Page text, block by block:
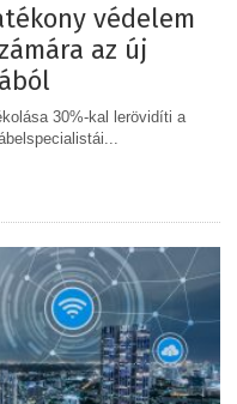
védelem
az új
30%-kal lerövidíti a